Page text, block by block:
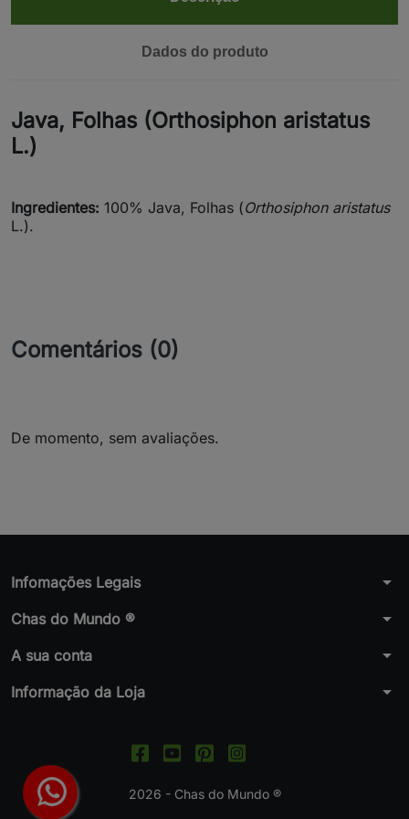
Dados do produto
Java, Folhas (Orthosiphon aristatus
L.)
Ingredientes: 100% Java, Folhas (Orthosiphon aristatus
L.).
Comentários (0)
De momento, sem avaliações.
Infomações Legais arrow_drop_down
Chas do Mundo ® arrow_drop_down
A sua conta arrow_drop_down
Informação da Loja arrow_drop_down
2026 - Chas do Mundo ®